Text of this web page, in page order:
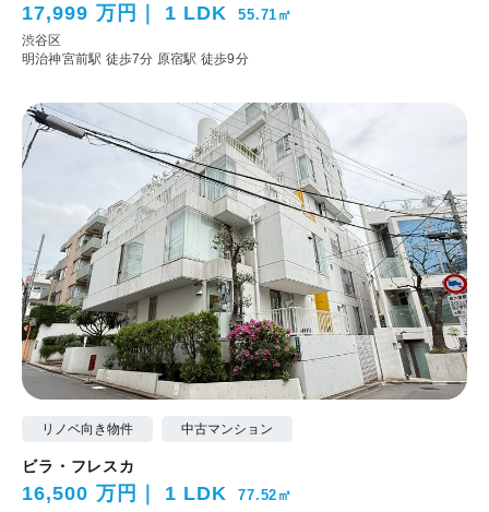
17,999 万円 1 LDK 55.71㎡
渋谷区
明治神宮前駅 徒歩7分 原宿駅 徒歩9分
リノベ向き物件 中古マンション
ビラ・フレスカ
16,500 万円 1 LDK 77.52㎡